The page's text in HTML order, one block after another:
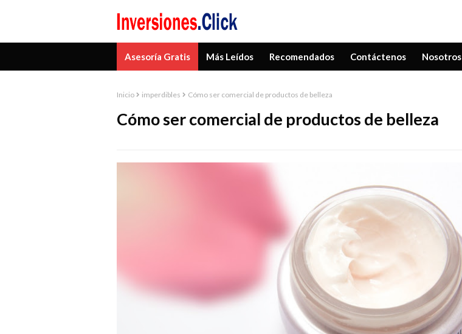
Asesoría Gratis Más Leídos Recomendados Contáctenos Nosotros
Inicio imperdibles Cómo ser comercial de productos de belleza
Cómo ser comercial de productos de belleza